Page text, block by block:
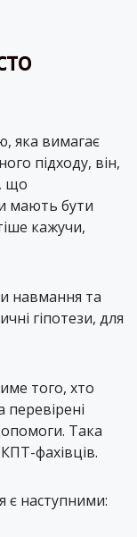
яка вимагає
підходу, він,
що
мають бути
кажучи,
навмання та
гіпотези, для
того, хто
Така
фахівців.
є наступними: